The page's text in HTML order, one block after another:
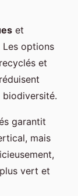
et
options
et
garantit
mais
vert et